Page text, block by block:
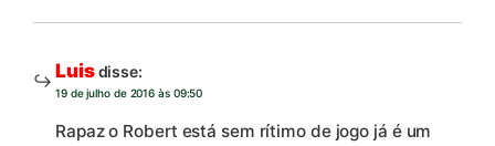
Luisdisse:
19 de julho de 2016 às 09:50
Rapaz o Robert está sem rítimo de jogo já é um